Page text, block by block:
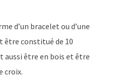
d’un bracelet ou d’une
être constitué de 10
aussi être en bois et être
croix.